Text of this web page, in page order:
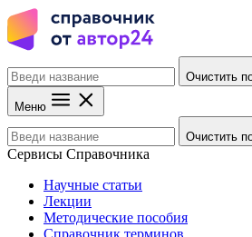
Очистить
Меню
Очистить
Сервисы Справочника
Научные статьи
Лекции
Методические пособия
Справочник терминов